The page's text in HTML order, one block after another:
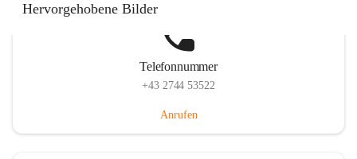
Hervorgehobene Bilder
Telefonnummer
+43 2744 53522
Anrufen